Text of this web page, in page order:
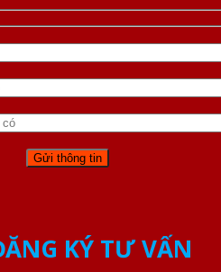
KÝ TƯ VẤN